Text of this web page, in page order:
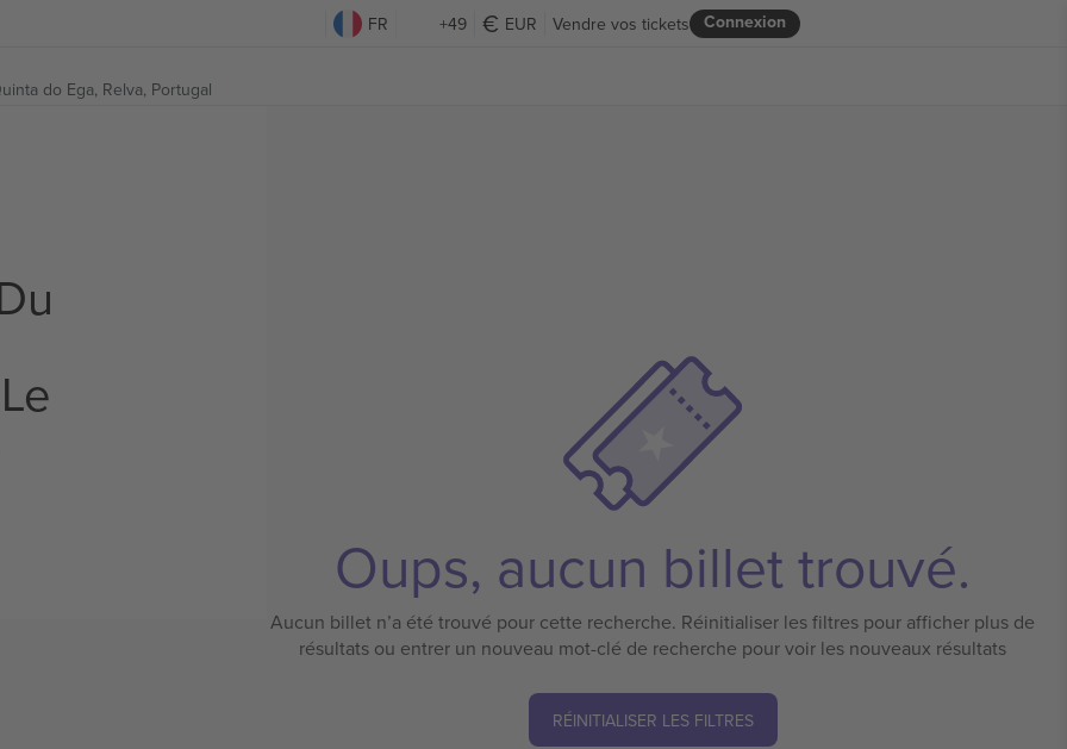
FR +49 EUR Connexion
Vendre vos tickets
do Ega, Relva, Portugal
Oups, aucun billet trouvé.
Aucun billet n’a été trouvé pour cette recherche. Réinitialiser les filtres pour afficher plus de
résultats ou entrer un nouveau mot-clé de recherche pour voir les nouveaux résultats
RÉINITIALISER LES FILTRES